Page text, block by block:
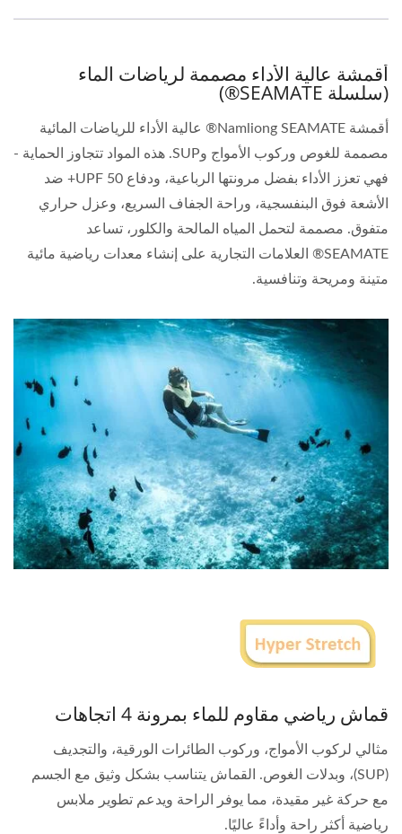
أقمشة عالية الأداء مصممة لرياضات الماء
(سلسلة SEAMATE®)
أقمشة Namliong SEAMATE® عالية الأداء للرياضات المائية
مصممة للغوص وركوب الأمواج وSUP. هذه المواد تتجاوز الحماية -
فهي تعزز الأداء بفضل مرونتها الرباعية، ودفاع UPF 50+ ضد
الأشعة فوق البنفسجية، وراحة الجفاف السريع، وعزل حراري
متفوق. مصممة لتحمل المياه المالحة والكلور، تساعد
SEAMATE® العلامات التجارية على إنشاء معدات رياضية مائية
متينة ومريحة وتنافسية.
قماش رياضي مقاوم للماء بمرونة 4 اتجاهات
مثالي لركوب الأمواج، وركوب الطائرات الورقية، والتجديف
(SUP)، وبدلات الغوص. القماش يتناسب بشكل وثيق مع الجسم
مع حركة غير مقيدة، مما يوفر الراحة ويدعم تطوير ملابس
رياضية أكثر راحة وأداءً عاليًا.